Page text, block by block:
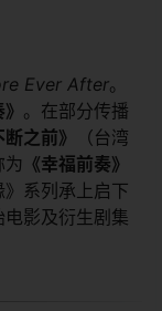
Ever After。
​。在部分传播
之前》​
​（台湾
为​ ​《幸福前奏》​
系列承上启下
影及衍生剧集